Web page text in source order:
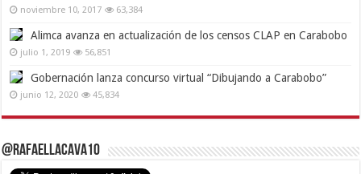
noviembre 10, 2017 63,384
Alimca avanza en actualización de los censos CLAP en Carabobo
julio 1, 2019 56,851
Gobernación lanza concurso virtual “Dibujando a Carabobo”
junio 12, 2020 45,834
@RafaelLacava10